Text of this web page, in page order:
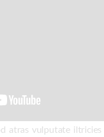
atras vulputate